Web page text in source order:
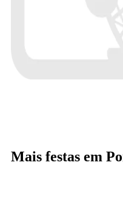
Mais festas em